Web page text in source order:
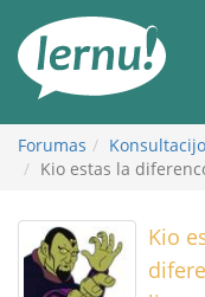
turinį
Forumas
Kio estas la
Kio